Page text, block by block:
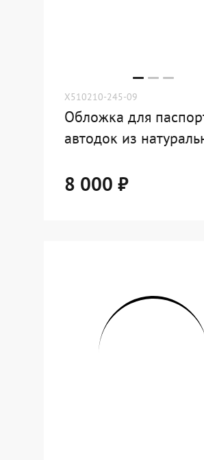
X510210-245-09
Обложка для
автодок из
8 000 ₽